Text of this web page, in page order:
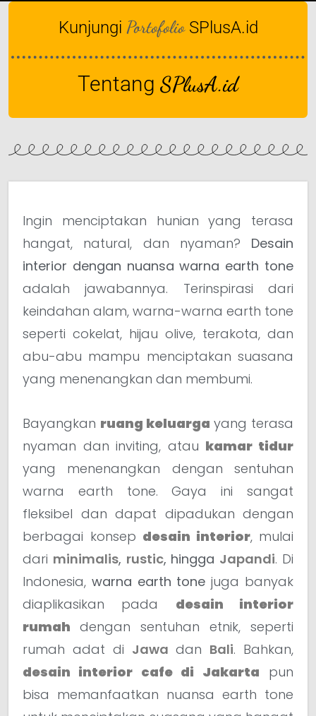
Kunjungi Portofolio SPlusA.id
Tentang SPlusA.id
Ingin menciptakan hunian yang terasa
hangat, natural, dan nyaman? Desain
interior dengan nuansa warna earth tone
adalah jawabannya. Terinspirasi dari
keindahan alam, warna-warna earth tone
seperti cokelat, hijau olive, terakota, dan
abu-abu mampu menciptakan suasana
yang menenangkan dan membumi.
Bayangkan ruang keluarga yang terasa
nyaman dan inviting, atau kamar tidur
yang menenangkan dengan sentuhan
warna earth tone. Gaya ini sangat
fleksibel dan dapat dipadukan dengan
berbagai konsep desain interior, mulai
dari minimalis, rustic, hingga Japandi. Di
Indonesia, warna earth tone juga banyak
diaplikasikan pada desain interior
rumah dengan sentuhan etnik, seperti
rumah adat di Jawa dan Bali. Bahkan,
desain interior cafe di Jakarta pun
bisa memanfaatkan nuansa earth tone